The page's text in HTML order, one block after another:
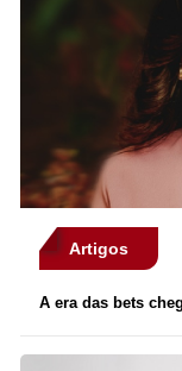
Artigos
A era das bets